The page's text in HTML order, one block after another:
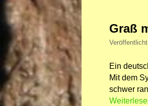
Graß
Ein
Mit dem
schwer